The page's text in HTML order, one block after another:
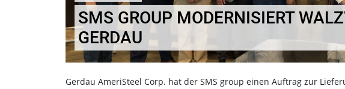
SMS GROUP MODERNISIERT
GERDAU
Gerdau AmeriSteel Corp. hat der SMS group einen Auftrag zur